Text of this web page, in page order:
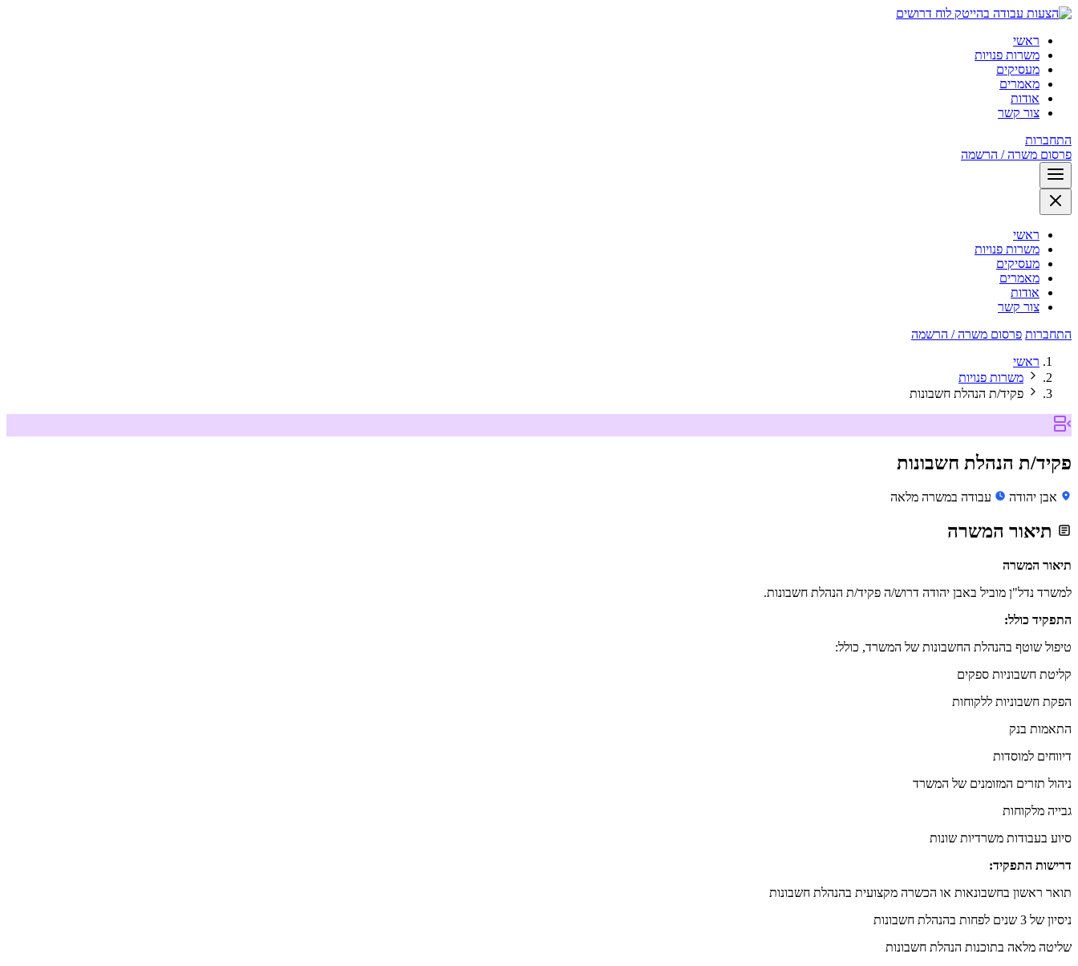
לוח דרושים
ראשי
משרות פנויות
מעסיקים
מאמרים
אודות
צור קשר
התחברות
פרסום משרה / הרשמה
ראשי
משרות פנויות
מעסיקים
מאמרים
אודות
צור קשר
התחברות פרסום משרה / הרשמה
ראשי
משרות פנויות
פקיד/ת הנהלת חשבונות
פקיד/ת הנהלת חשבונות
אבן יהודה עבודה במשרה מלאה
תיאור המשרה
תיאור המשרה
למשרד נדל"ן מוביל באבן יהודה דרוש/ה פקיד/ת הנהלת חשבונות.
התפקיד כולל:
טיפול שוטף בהנהלת החשבונות של המשרד, כולל:
קליטת חשבוניות ספקים
הפקת חשבוניות ללקוחות
התאמות בנק
דיווחים למוסדות
ניהול תזרים המזומנים של המשרד
גבייה מלקוחות
סיוע בעבודות משרדיות שונות
דרישות התפקיד:
תואר ראשון בחשבונאות או הכשרה מקצועית בהנהלת חשבונות
ניסיון של 3 שנים לפחות בהנהלת חשבונות
שליטה מלאה בתוכנות הנהלת חשבונות